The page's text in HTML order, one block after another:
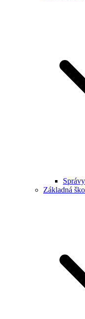
Správy
Základná